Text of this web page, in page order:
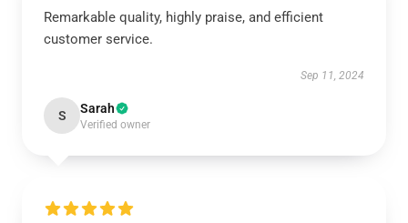
Remarkable quality, highly praise, and efficient
customer service.
Sep 11, 2024
S Sarah
Verified owner